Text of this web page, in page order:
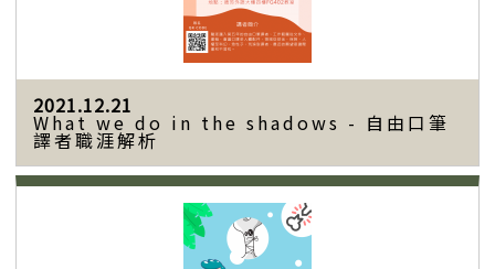
2021.12.21
What we do in the shadows - 自由口筆
譯者職涯解析